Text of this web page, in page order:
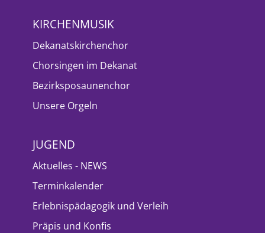
KIRCHENMUSIK
Dekanatskirchenchor
Chorsingen im Dekanat
Bezirksposaunenchor
Unsere Orgeln
JUGEND
Aktuelles - NEWS
Terminkalender
Erlebnispädagogik und Verleih
Präpis und Konfis